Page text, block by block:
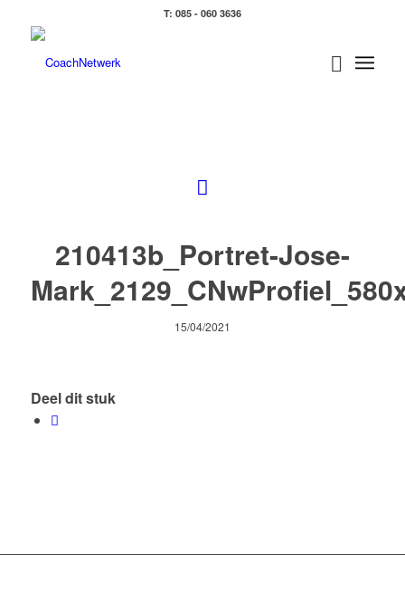
T: 085 - 060 3636
210413b_Portret-Jose-
15/04/2021
Deel dit stuk